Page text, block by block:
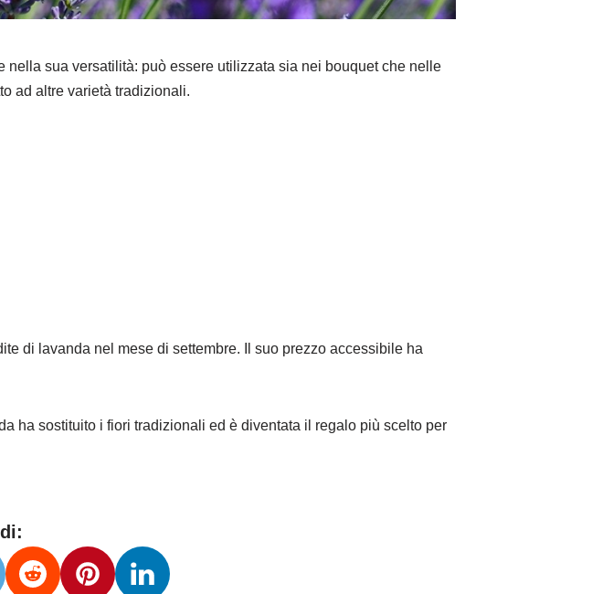
nella sua versatilità: può essere utilizzata sia nei bouquet che nelle
ad altre varietà tradizionali.
di lavanda nel mese di settembre. Il suo prezzo accessibile ha
ha sostituito i fiori tradizionali ed è diventata il regalo più scelto per